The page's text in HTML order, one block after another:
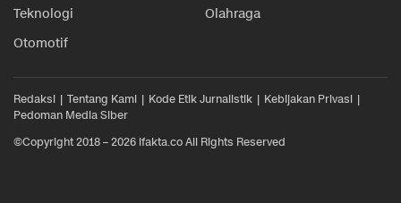
Teknologi
Olahraga
Otomotif
Redaksi Tentang Kami Kode Etik Jurnalistik
Kebijakan Privasi
Pedoman Media Siber
©Copyright 2018 – 2026 ifakta.co All Rights Reserved